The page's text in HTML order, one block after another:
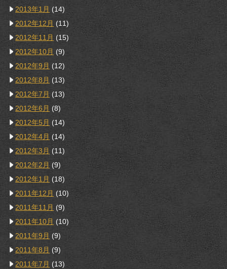
2013年1月 (14)
2012年12月 (11)
2012年11月 (15)
2012年10月 (9)
2012年9月 (12)
2012年8月 (13)
2012年7月 (13)
2012年6月 (8)
2012年5月 (14)
2012年4月 (14)
2012年3月 (11)
2012年2月 (9)
2012年1月 (18)
2011年12月 (10)
2011年11月 (9)
2011年10月 (10)
2011年9月 (9)
2011年8月 (9)
2011年7月 (13)